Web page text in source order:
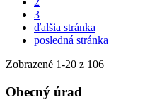
3
ďalšia stránka
posledná stránka
Zobrazené 1-20 z 106
Obecný úrad